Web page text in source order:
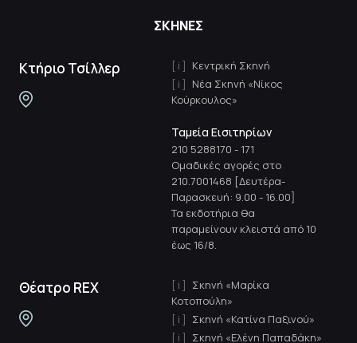
ΣΚΗΝΕΣ
Κτήριο Τσίλλερ
Κεντρική Σκηνή
Νέα Σκηνή «Νίκος
Κούρκουλος»
Ταμεία Εισιτηρίων
210 5288170 - 171
Ομαδικές αγορές στο
210.7001468 [Δευτέρα-
Παρασκευή: 9.00 - 16.00]
Τα εκδοτήρια θα
παραμείνουν κλειστά από 10
έως 16/8.
Θέατρο REX
Σκηνή «Μαρίκα
Κοτοπούλη»
Σκηνή «Κατίνα Παξινού»
Σκηνή «Ελένη Παπαδάκη»